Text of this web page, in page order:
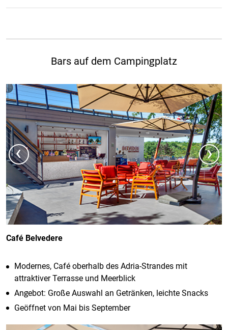
Bars auf dem Campingplatz
‹ ›
Café Belvedere
Modernes, Café oberhalb des Adria-Strandes mit
attraktiver Terrasse und Meerblick
Angebot: Große Auswahl an Getränken, leichte Snacks
Geöffnet von Mai bis September